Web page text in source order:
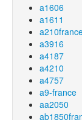
a1606
a1611
a3916
a4187
a4210
a4757
a9-france
aa2050